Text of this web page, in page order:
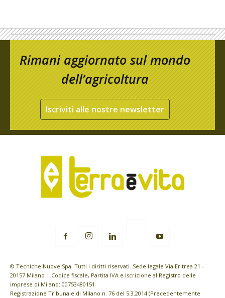
Rimani aggiornato sul mondo
dell’agricoltura
Iscriviti alle nostre newsletter
© Tecniche Nuove Spa. Tutti i diritti riservati. Sede legale Via Eritrea 21 -
20157 Milano | Codice fiscale, Partita IVA e Iscrizione al Registro delle
imprese di Milano: 00753480151
Registrazione Tribunale di Milano n. 76 del 5.3.2014 (Precedentemente